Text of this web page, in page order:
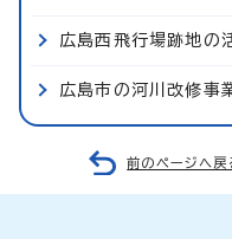
広島西飛行場跡地の
広島市の河川改修事
前のページへ戻